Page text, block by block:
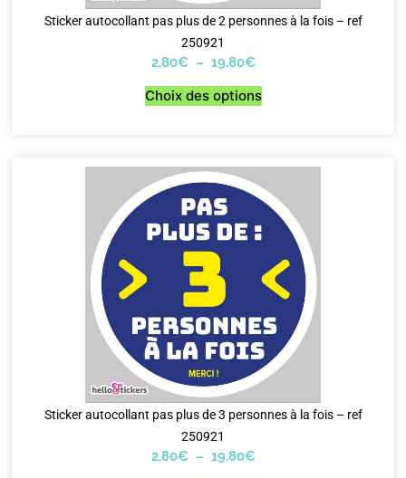
Sticker autocollant pas plus de 2 personnes à la fois – ref
250921
2,80€ – 19,80€
Choix des options
Sticker autocollant pas plus de 3 personnes à la fois – ref
250921
2,80€ – 19,80€